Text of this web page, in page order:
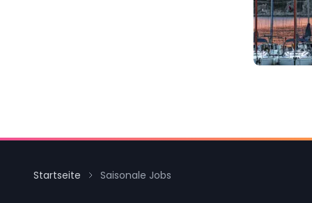
Startseite Saisonale Jobs